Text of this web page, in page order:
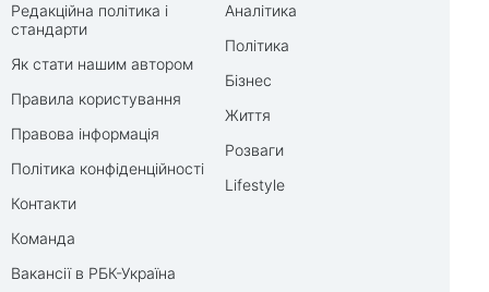
Редакційна політика і
стандарти
Як стати нашим автором
Правила користування
Правова інформація
Політика конфіденційності
Контакти
Команда
Вакансії в РБК-Україна
Аналітика
Політика
Бізнес
Життя
Розваги
Lifestyle